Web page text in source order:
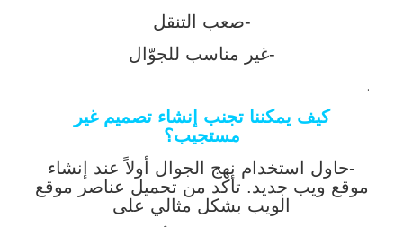
-صعب التنقل
-غير مناسب للجوّال
.
كيف يمكننا تجنب إنشاء تصميم غير
مستجيب؟
-حاول استخدام نهج الجوال أولاً عند إنشاء
موقع ويب جديد. تأكد من تحميل عناصر موقع
الويب بشكل مثالي على